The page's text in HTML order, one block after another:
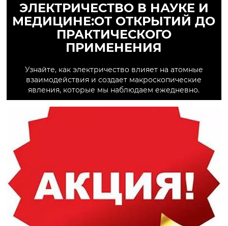
ЭЛЕКТРИЧЕСТВО В НАУКЕ И
МЕДИЦИНЕ:ОТ ОТКРЫТИЙ ДО
ПРАКТИЧЕСКОГО
ПРИМЕНЕНИЯ
Узнайте, как электричество влияет на атомные
взаимодействия и создает макроскопические
явления, которые мы наблюдаем ежедневно.